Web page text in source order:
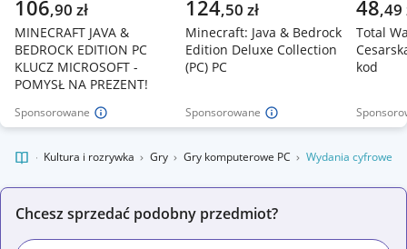
Sponsorowane
106,90 zł
MINECRAFT JAVA &
BEDROCK EDITION PC
KLUCZ MICROSOFT -
POMYSŁ NA PREZENT!
Sponsorowane
124,50 zł
Minecraft: Java & Bedrock
Edition Deluxe Collection
(PC) PC
48,49
Total
kod
Kultura i rozrywka Gry Gry komputerowe PC Wydania cyfrowe
Chcesz sprzedać podobny przedmiot?